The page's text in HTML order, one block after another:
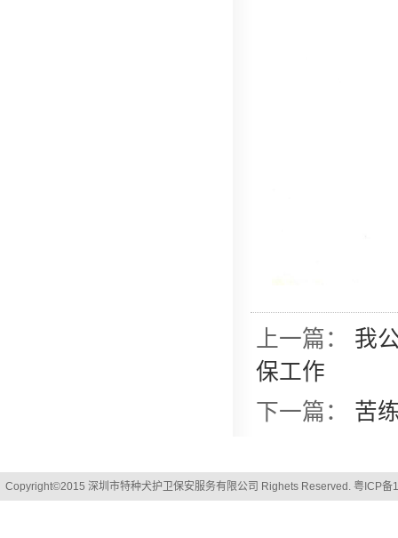
上一篇：
我
保工作
下一篇： 苦
Copyright©2015 深圳市特种犬护卫保安服务有限公司 Righets Reserved. 粤ICP备